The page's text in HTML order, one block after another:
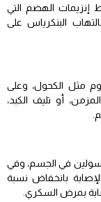
إنزيمات الهضم التي
البنكرياس على
مثل الكحول، وعلى
أو تليف الكبد،
في الجسم، وفي
بانخفاض نسبة
بمرض السكري.